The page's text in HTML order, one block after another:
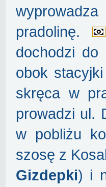
pradolinę.
dochodzi do
obok
skręca w
prowadzi ul.
w pobliżu
szosę z
Gizdepki) i